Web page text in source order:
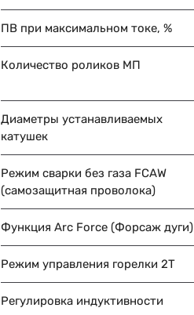
ПВ при максимальном токе, %
Количество роликов МП
Диаметры устанавливаемых
катушек
Режим сварки без газа FCAW
(самозащитная проволока)
Функция Arc Force (Форсаж дуги)
Режим управления горелки 2Т
Регулировка индуктивности